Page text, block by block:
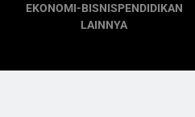
EKONOMI-BISNISPENDIDIKAN
LAINNYA